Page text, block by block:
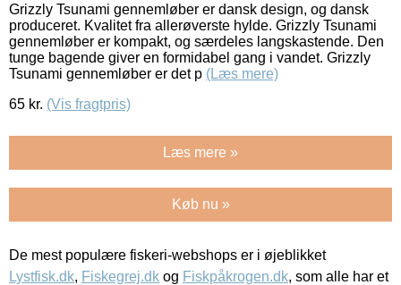
Grizzly Tsunami gennemløber er dansk design, og dansk
produceret. Kvalitet fra allerøverste hylde. Grizzly Tsunami
gennemløber er kompakt, og særdeles langskastende. Den
tunge bagende giver en formidabel gang i vandet. Grizzly
Tsunami gennemløber er det p (Læs mere)
65 kr. (Vis fragtpris)
Læs mere »
Køb nu »
De mest populære fiskeri-webshops er i øjeblikket
Lystfisk.dk, Fiskegrej.dk og Fiskpåkrogen.dk, som alle har et